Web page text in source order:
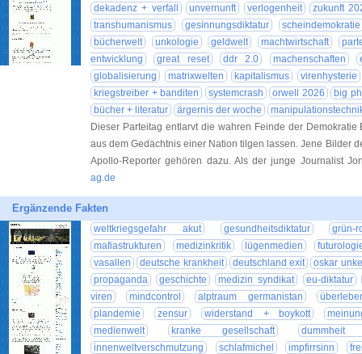
dekadenz + verfall
unvernunft verlogenheit
zukunft
transhumanismus
gesinnungsdiktatur
scheindemokratie
bücherwelt
unkologie geldwelt machtwirtschaft
entwicklung
great reset ddr 2.0 machenschaften
globalisierung
matrixwelten kapitalismus
virenhysterie
kriegstreiber + banditen
systemcrash orwell 2026
big
bücher + literatur
ärgernis der woche
Dieser Parteitag entlarvt die wahren Feinde der
aus dem Gedächtnis einer Nation tilgen lassen. Jene Bilder
Apollo-Reporter gehören dazu. Als der junge Journalist
ag.de
Ergänzende Fakten
weltkriegsgefahr akut gesundheitsdiktatur
grün-
mafiastrukturen
medizinkritik lügenmedien
vasallen
deutsche krankheit deutschland exit
oskar unke
propaganda
geschichte medizin syndikat
eu-diktatur
viren
mindcontrol alptraum germanistan
plandemie
zensur widerstand + boykott
medienwelt
kranke gesellschaft
innenweltverschmutzung
schlafmichel impfirrsinn